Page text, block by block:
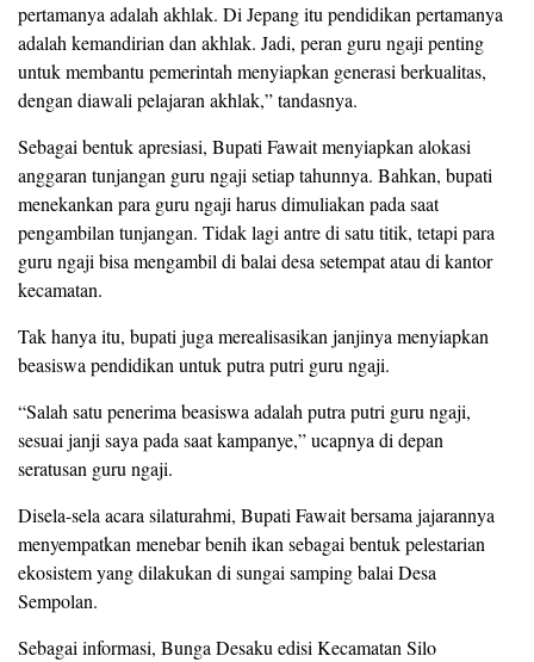
pertamanya adalah akhlak. Di Jepang itu pendidikan pertamanya
adalah kemandirian dan akhlak. Jadi, peran guru ngaji penting
untuk membantu pemerintah menyiapkan generasi berkualitas,
dengan diawali pelajaran akhlak,” tandasnya.
Sebagai bentuk apresiasi, Bupati Fawait menyiapkan alokasi
anggaran tunjangan guru ngaji setiap tahunnya. Bahkan, bupati
menekankan para guru ngaji harus dimuliakan pada saat
pengambilan tunjangan. Tidak lagi antre di satu titik, tetapi para
guru ngaji bisa mengambil di balai desa setempat atau di kantor
kecamatan.
Tak hanya itu, bupati juga merealisasikan janjinya menyiapkan
beasiswa pendidikan untuk putra putri guru ngaji.
“Salah satu penerima beasiswa adalah putra putri guru ngaji,
sesuai janji saya pada saat kampanye,” ucapnya di depan
seratusan guru ngaji.
Disela-sela acara silaturahmi, Bupati Fawait bersama jajarannya
menyempatkan menebar benih ikan sebagai bentuk pelestarian
ekosistem yang dilakukan di sungai samping balai Desa
Sempolan.
Sebagai informasi, Bunga Desaku edisi Kecamatan Silo